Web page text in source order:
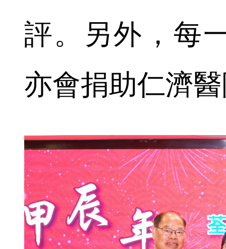
評。另外，每
亦會捐助仁濟